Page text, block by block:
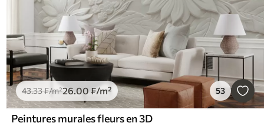
43.33₣/m²26.00 ₣/m² 53
Peintures murales fleurs en 3D